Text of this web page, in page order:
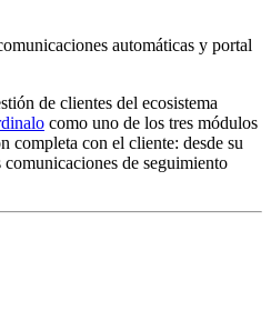
automáticas y portal
de clientes del ecosistema
como uno de los tres módulos
completa con el cliente: desde su
de seguimiento